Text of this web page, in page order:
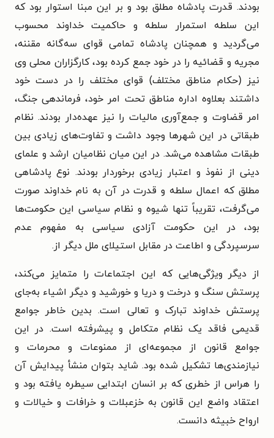
بودند. قدرت پادشاه مطلق بود و بر این مبنا استوار بود که
این سلطه استمرار سلطه و حاکمیت خداوند محسوب
می‌گردید و همچنان پادشاه تمامی قوای سه‌گانه مقننه،
مجریه و قضائیه را در خود جمع کرده بود، کارگزاران محلی وی
نیز (حکام مناطق مختلف) قوای مختلف را در دست خود
داشتند بعلاوه اداره مناطق تحت امر خود، فرماندهی جنگ،
امر قضاوت و جمع‌آوری مالیات را نیز عهده‌دار بودند. نظام
طبقاتی در این شهرها وجود داشت و تفاوت‌های زیادی بین
طبقات مشاهده می‌شد. در این میان نظامیان ارشد و علمای
دینی از نفوذ و اعتبار زیادی برخوردار بودند. نوع پادشاهی
مطلق که اعمال سلطه و قدرت در آن به نام خداوند صورت
می‌گرفت، تقریباً تنها شیوه و نظام سیاسی این حکومت‌ها
بود، در این حکومت آزادی سیاسی به مفهوم عدم
سرسپردگی و اطاعت در مقابل استیلای ملل دیگر از.
از دیگر ویژگی‌هایی که این اجتماعات را متمایز می‌کند،
پرستش سنگ و درخت و دریا و خورشید و دیگر اشیاء به‌جای
پرستش خداوند تبارک و تعالی است. بدین خاطر جوامع
قدیمی فاقد یک نظام متکامل و پیشرفته است. در این
جوامع قانون از مجموعه‌ای از ممنوعات و محرمات و
نیازمندی‌ها تشکیل شده بود. شاید بتوان منشأ پیدایش آن
را هراس از خطری که بر انسان ابتدایی سیطره یافته بود و
اعتقاد واضع این قانون به خزعبلات و خرافات و خیالات و
ارواح خبیثه دانست.